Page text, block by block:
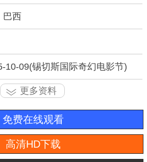
巴西
10-09(锡切斯国际奇幻电影节)
更多资料
免费在线观看
高清HD下载